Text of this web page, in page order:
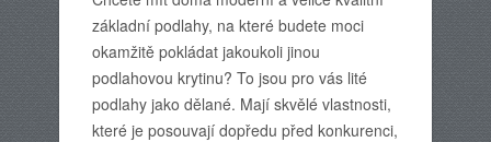
základní podlahy, na které budete moci
okamžitě pokládat jakoukoli jinou
podlahovou krytinu? To jsou pro vás lité
podlahy jako dělané. Mají skvělé vlastnosti,
které je posouvají dopředu před konkurenci,